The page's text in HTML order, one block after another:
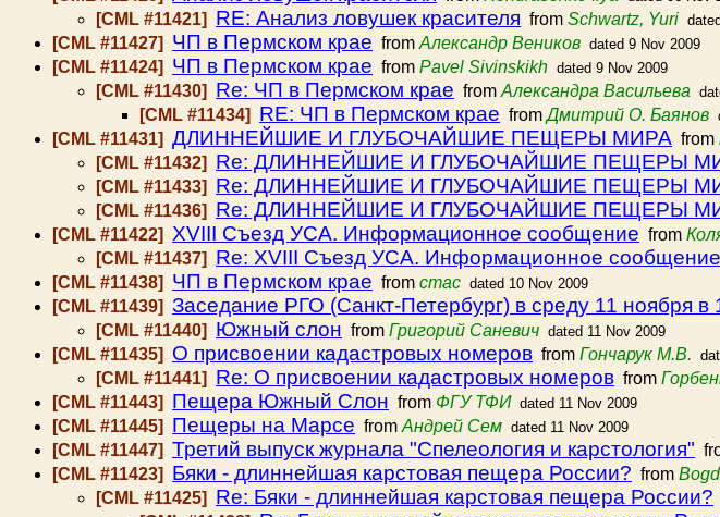
[CML #11421] RE: Анализ ловушек красителя from Schwartz, Yuri
[CML #11427] ЧП в Пермском крае from Александр Веников dated 9 Nov 2009
[CML #11424] ЧП в Пермском крае from Pavel Sivinskikh dated 9 Nov 2009
[CML #11430] Re: ЧП в Пермском крае from Александра Васильева
[CML #11434] RE: ЧП в Пермском крае fromДмитрий О. Баянов
[CML #11431] ДЛИННЕЙШИЕ И ГЛУБОЧАЙШИЕ ПЕЩЕРЫ МИРА from
[CML #11432] Re: ДЛИННЕЙШИЕ И ГЛУБОЧАЙШИЕ ПЕЩЕРЫ
[CML #11433] Re: ДЛИННЕЙШИЕ И ГЛУБОЧАЙШИЕ ПЕЩЕРЫ
[CML #11436] Re: ДЛИННЕЙШИЕ И ГЛУБОЧАЙШИЕ ПЕЩЕРЫ
[CML #11422] XVIII Съезд УСА. Информационное сообщение from
[CML #11437] Re: XVIII Съезд УСА. Информационное сообщение
[CML #11438] ЧП в Пермском крае from стас dated 10 Nov 2009
[CML #11439] Заседание РГО (Санкт-Петербург) в среду 11 ноября в
[CML #11440] Южный слон from Григорий Саневич dated 11 Nov 2009
[CML #11435] О присвоении кадастровых номеров from Гончарук М.В.
[CML #11441] Re: О присвоении кадастровых номеров from
[CML #11443] Пещера Южный Слон from ФГУ ТФИ dated 11 Nov 2009
[CML #11445] Пещеры на Марсе from Андрей Сем dated 11 Nov 2009
[CML #11447] Третий выпуск журнала "Спелеология и карстология"
[CML #11423] Бяки - длиннейшая карстовая пещера России? from
[CML #11425] Re: Бяки - длиннейшая карстовая пещера России?